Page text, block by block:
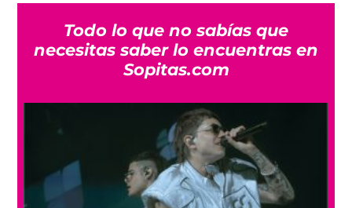
Todo lo que no sabías que
necesitas saber lo encuentras en
Sopitas.com